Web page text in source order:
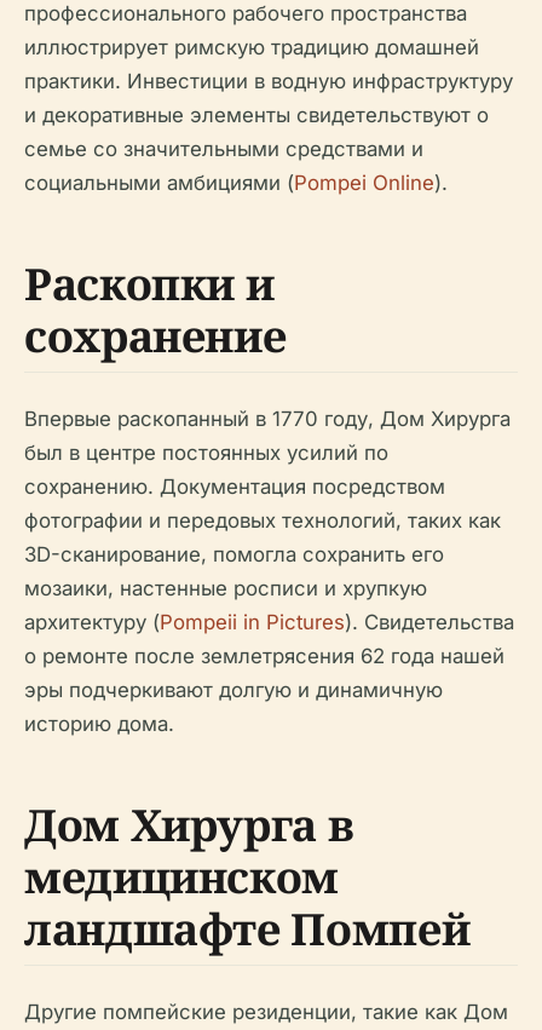
профессионального рабочего пространства
иллюстрирует римскую традицию домашней
практики. Инвестиции в водную инфраструктуру
и декоративные элементы свидетельствуют о
семье со значительными средствами и
социальными амбициями (Pompei Online).
Раскопки и
сохранение
Впервые раскопанный в 1770 году, Дом Хирурга
был в центре постоянных усилий по
сохранению. Документация посредством
фотографии и передовых технологий, таких как
3D-сканирование, помогла сохранить его
мозаики, настенные росписи и хрупкую
архитектуру (Pompeii in Pictures). Свидетельства
о ремонте после землетрясения 62 года нашей
эры подчеркивают долгую и динамичную
историю дома.
Дом Хирурга в
медицинском
ландшафте Помпей
Другие помпейские резиденции, такие как Дом